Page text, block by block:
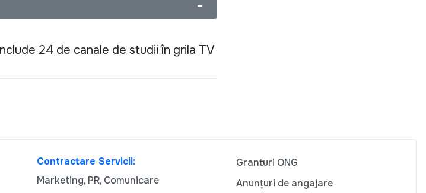
−
24 de canale de studii în grila TV
Contractare Servicii:
Marketing, PR, Comunicare
Granturi ONG
Anunțuri de angajare